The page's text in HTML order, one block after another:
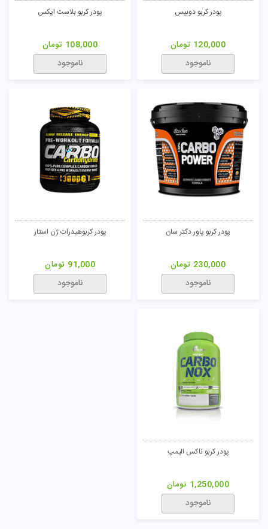
پودر کربو دوبیس
120,000 تومان
ناموجود
پودر کربو بلاست اپکس
108,000 تومان
ناموجود
پودر کربو پاور دکتر سان
230,000 تومان
ناموجود
پودر کربوهیدرات ژن استار
91,000 تومان
ناموجود
پودر کربو ناکس الیمپ
1,250,000 تومان
ناموجود